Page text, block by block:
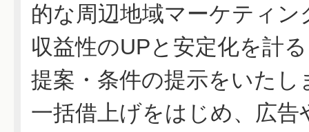
的な周辺地域マーケティ
収益性のUPと安定化を計
提案・条件の提示をいたし
一括借上げをはじめ、広